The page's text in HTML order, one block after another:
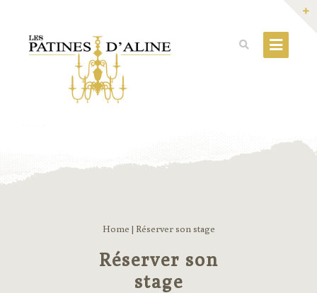
Home | Réserver son stage
Réserver son
stage